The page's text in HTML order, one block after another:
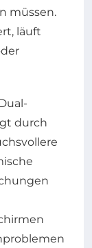
müssen.
läuft
durch